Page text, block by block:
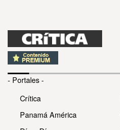
- Portales -
Crítica
Panamá América